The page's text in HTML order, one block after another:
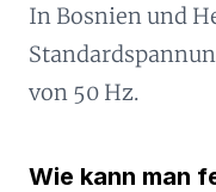
In Bosnien und
von 50 Hz.
Wie kann man